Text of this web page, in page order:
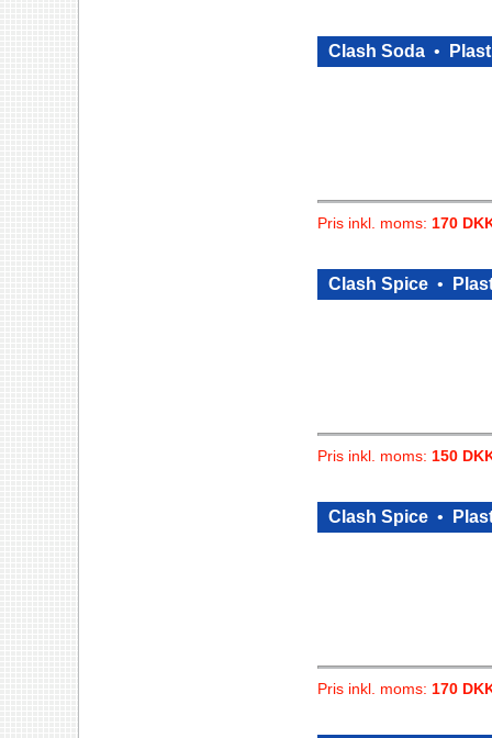
Clash Soda •
Pris inkl. moms: 170
Clash Spice •
Pris inkl. moms: 150
Clash Spice •
Pris inkl. moms: 170